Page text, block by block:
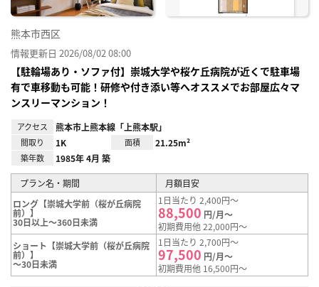
熊本市西区
情報更新日 2026/08/02 08:00
【駐輪場あり・ソファ付】崇城大学や桜ケ丘病院が近くで駐車場
有で車移動も可能！研修や付き添い等へオススメでお部屋広々マ
ンスリーマンション！
アクセス 熊本市上熊本線「上熊本駅」
間取り 1K 面積 21.25m²
築年数 1985年 4月 築
プラン名・期間
月額目安
ロング【崇城大学前（桜が丘病院
前）】
30日以上～360日未満
1日当たり 2,400円～
88,500 円/月～
初期費用他 22,000円～
ショート【崇城大学前（桜が丘病院
前）】
～30日未満
1日当たり 2,700円～
97,500 円/月～
初期費用他 16,500円～